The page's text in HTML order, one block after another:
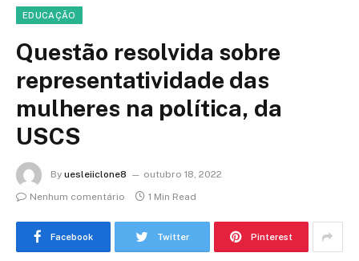
EDUCAÇÃO
Questão resolvida sobre
representatividade das
mulheres na política, da
USCS
By uesleiiclone8
outubro 18, 2022
Nenhum comentário
1 Min Read
Facebook Twitter Pinterest